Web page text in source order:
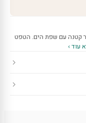
קטנה עם שפת הים. הטפט
עוד ›